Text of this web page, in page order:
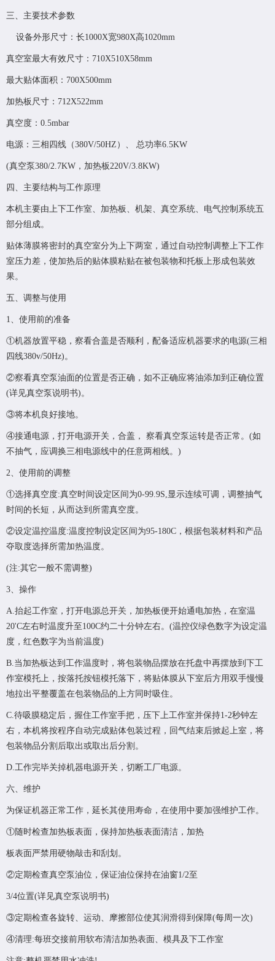
三、主要技术参数
设备外形尺寸：长1000X宽980X高1020mm
真空室最大有效尺寸：710X510X58mm
最大贴体面积：700X500mm
加热板尺寸：712X522mm
真空度：0.5mbar
电源：三相四线（380V/50HZ）、 总功率6.5KW
(真空泵380/2.7KW，加热板220V/3.8KW)
四、主要结构与工作原理
本机主要由上下工作室、加热板、机架、真空系统、电气控制系统五
部分组成。
贴体薄膜将密封的真空室分为上下两室，通过自动控制调整上下工作
室压力差，使加热后的贴体膜粘贴在被包装物和托板上形成包装效
果。
五、调整与使用
1、使用前的准备
①机器放置平稳，察看合盖是否顺利，配备适应机器要求的电源(三相
四线380v/50Hz)。
②察看真空泵油面的位置是否正确，如不正确应将油添加到正确位置
(详见真空泵说明书)。
③将本机良好接地。
④接通电源，打开电源开关，合盖， 察看真空泵运转是否正常。(如
不抽气，应调换三相电源线中的任意两相线。)
2、使用前的调整
①选择真空度:真空时间设定区间为0-99.9S,显示连续可调，调整抽气
时间的长短，从而达到所需真空度。
②设定温控温度:温度控制设定区间为95-180C，根据包装材料和产品
夺取度选择所需加热温度。
(注:其它一般不需调整)
3、操作
A.抬起工作室，打开电源总开关，加热板便开始通电加热，在室温
20'C左右时温度升至100C约二十分钟左右。(温控仪绿色数字为设定温
度，红色数字为当前温度)
B.当加热板达到工作温度时，将包装物品摆放在托盘中再摆放到下工
作室模托上，按落托按钮模托落下，将贴体膜从下室后方用双手慢慢
地拉出平整覆盖在包装物品的上方同时吸住。
C.待吸膜稳定后，握住工作室手把，压下上工作室并保持1-2秒钟左
右，本机将按程序自动完成贴体包装过程，回气结束后掀起上室，将
包装物品分割后取出或取出后分割。
D.工作完毕关掉机器电源开关，切断工厂电源。
六、维护
为保证机器正常工作，延长其使用寿命，在使用中要加强维护工作。
①随时检查加热板表面，保持加热板表面清洁，加热
板表面严禁用硬物敲击和刮划。
②定期检查真空泵油位，保证油位保持在油窗1/2至
3/4位置(详见真空泵说明书)
③定期检查各旋转、运动、摩擦部位使其润滑得到保障(每周一次)
④清理:每班交接前用软布清洁加热表面、模具及下工作室